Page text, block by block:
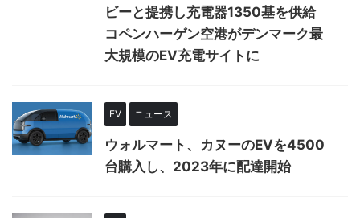
ビーと提携し充電器1350基を供給
コペンハーゲン空港がデンマーク最
大規模のEV充電サイトに
EV ニュース
ウォルマート、カヌーのEVを4500
台購入し、2023年に配達開始